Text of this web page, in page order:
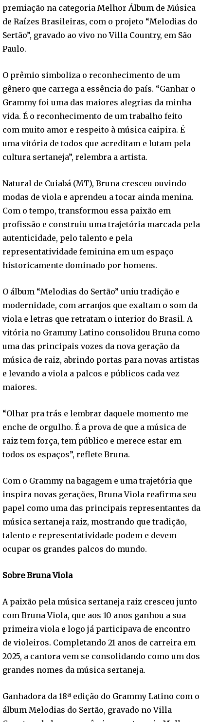
premiação na categoria Melhor Álbum de Música
de Raízes Brasileiras, com o projeto “Melodias do
Sertão”, gravado ao vivo no Villa Country, em São
Paulo.
O prêmio simboliza o reconhecimento de um
gênero que carrega a essência do país. “Ganhar o
Grammy foi uma das maiores alegrias da minha
vida. É o reconhecimento de um trabalho feito
com muito amor e respeito à música caipira. É
uma vitória de todos que acreditam e lutam pela
cultura sertaneja”, relembra a artista.
Natural de Cuiabá (MT), Bruna cresceu ouvindo
modas de viola e aprendeu a tocar ainda menina.
Com o tempo, transformou essa paixão em
profissão e construiu uma trajetória marcada pela
autenticidade, pelo talento e pela
representatividade feminina em um espaço
historicamente dominado por homens.
O álbum “Melodias do Sertão” uniu tradição e
modernidade, com arranjos que exaltam o som da
viola e letras que retratam o interior do Brasil. A
vitória no Grammy Latino consolidou Bruna como
uma das principais vozes da nova geração da
música de raiz, abrindo portas para novas artistas
e levando a viola a palcos e públicos cada vez
maiores.
“Olhar pra trás e lembrar daquele momento me
enche de orgulho. É a prova de que a música de
raiz tem força, tem público e merece estar em
todos os espaços”, reflete Bruna.
Com o Grammy na bagagem e uma trajetória que
inspira novas gerações, Bruna Viola reafirma seu
papel como uma das principais representantes da
música sertaneja raiz, mostrando que tradição,
talento e representatividade podem e devem
ocupar os grandes palcos do mundo.
Sobre Bruna Viola
A paixão pela música sertaneja raiz cresceu junto
com Bruna Viola, que aos 10 anos ganhou a sua
primeira viola e logo já participava de encontro
de violeiros. Completando 21 anos de carreira em
2025, a cantora vem se consolidando como um dos
grandes nomes da música sertaneja.
Ganhadora da 18ª edição do Grammy Latino com o
álbum Melodias do Sertão, gravado no Villa